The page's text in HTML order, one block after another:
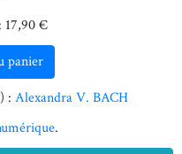
17,90 €
panier
: Alexandra V. BACH
.